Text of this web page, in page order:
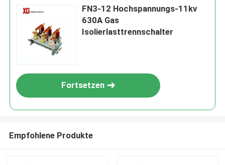
FN3-12 Hochspannungs-11kv
630A Gas
Isolierlasttrennschalter
Fortsetzen
Empfohlene Produkte